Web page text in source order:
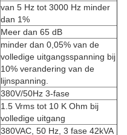
van 5 Hz tot 3000 Hz minder
dan 1%
Meer dan 65 dB
minder dan 0,05% van de
volledige uitgangsspanning bij
10% verandering van de
lijnspanning.
380V/50Hz 3-fase
1.5 Vrms tot 10 K Ohm bij
volledige uitgang
380VAC, 50 Hz, 3 fase 42kVA